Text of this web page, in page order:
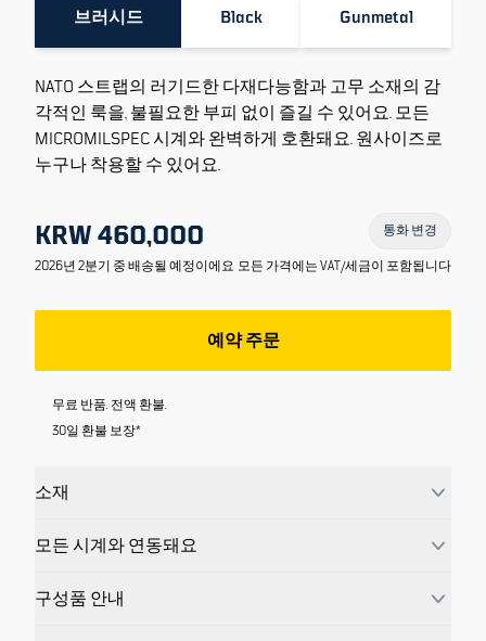
브러시드 Black Gunmetal
NATO 스트랩의 러기드한 다재다능함과 고무 소재의 감
각적인 룩을, 불필요한 부피 없이 즐길 수 있어요. 모든
MICROMILSPEC 시계와 완벽하게 호환돼요. 원사이즈로
누구나 착용할 수 있어요.
KRW 460,000
2026년 2분기 중 배송될 예정이에요
통화 변경
모든 가격에는 VAT/세금이 포함됩니다
예약 주문
무료 반품. 전액 환불.
30일 환불 보장*
소재
모든 시계와 연동돼요
구성품 안내